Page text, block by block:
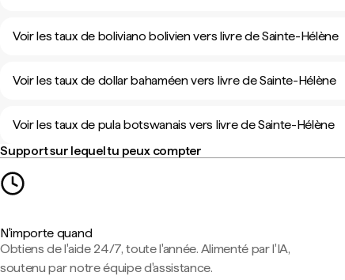
Voir les taux de boliviano bolivien vers livre de Sainte-Hélène
Voir les taux de dollar bahaméen vers livre de Sainte-Hélène
Voir les taux de pula botswanais vers livre de Sainte-Hélène
Support sur lequel tu peux compter
N'importe quand
Obtiens de l'aide 24/7, toute l'année. Alimenté par l'IA,
soutenu par notre équipe d'assistance.